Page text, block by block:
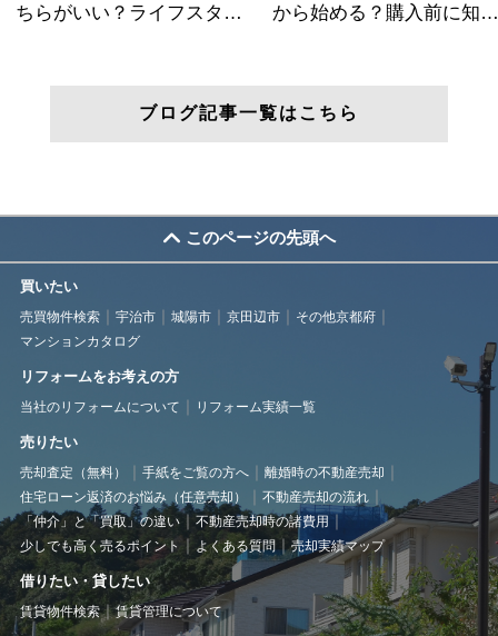
ブログ記事一覧はこちら
このページの先頭へ
買いたい
売買物件検索 宇治市 城陽市 京田辺市
その他京都府
マンションカタログ
リフォームをお考えの方
当社のリフォームについて リフォーム実績一覧
売りたい
売却査定（無料） 手紙をご覧の方へ
離婚時の不動産売却
住宅ローン返済のお悩み（任意売却）
不動産売却の流れ
「仲介」と「買取」の違い
不動産売却時の諸費用
少しでも高く売るポイント
よくある質問 売却実績マップ
借りたい・貸したい
賃貸物件検索 賃貸管理について